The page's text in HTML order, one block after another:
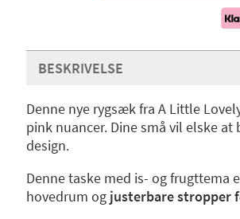
BESKRIVELSE
Denne nye rygsæk fra A Little
pink nuancer. Dine små vil elske
design.
Denne taske med is- og frugttema
hovedrum ogjusterbare stropper